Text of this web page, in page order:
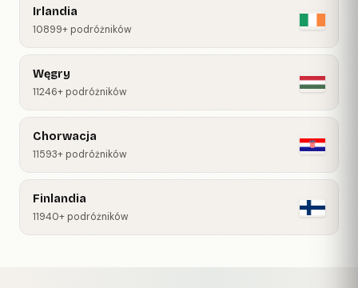
Irlandia
10899+ podróżników
Węgry
11246+ podróżników
Chorwacja
11593+ podróżników
Finlandia
11940+ podróżników